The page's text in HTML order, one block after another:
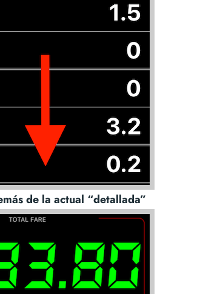
de la actual “detallada”